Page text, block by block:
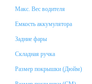
Макс. Вес водителя
Емкость аккумулятора
Задние фары
Складная ручка
Размер покрышки (Дюйм)